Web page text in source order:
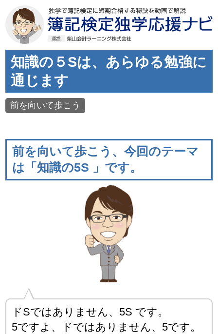
知識の５Sは、あらゆる勉強に
通じます
前を向いて歩こう
前を向いて歩こう、今回のテーマ
は「知識の5S 」です。
ドSではありません、5S です。
5ですよ、ドではありません、5です。